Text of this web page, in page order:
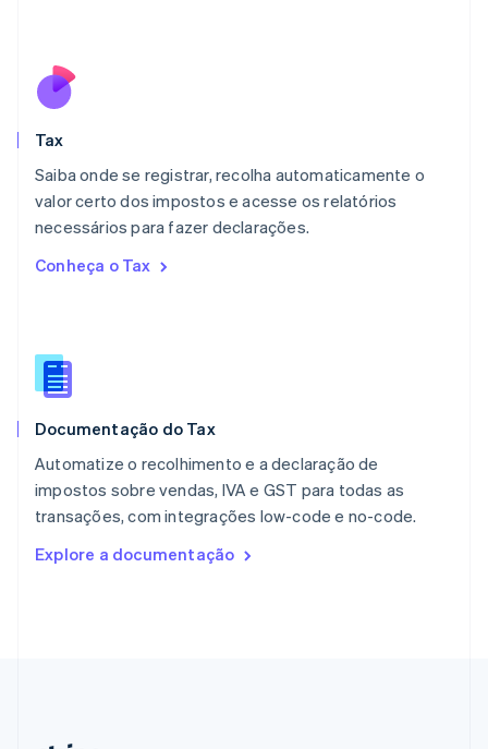
Tax
Saiba onde se registrar, recolha automaticamente o
valor certo dos impostos e acesse os relatórios
necessários para fazer declarações.
Conheça o Tax
Documentação do Tax
Automatize o recolhimento e a declaração de
impostos sobre vendas, IVA e GST para todas as
transações, com integrações low-code e no-code.
Explore a documentação
English
Malta
Noruega
English
Nova Zelândia
Países Baixos
Portugal
Português
English简体中文
Reino Unido
República Tcheca
English
English